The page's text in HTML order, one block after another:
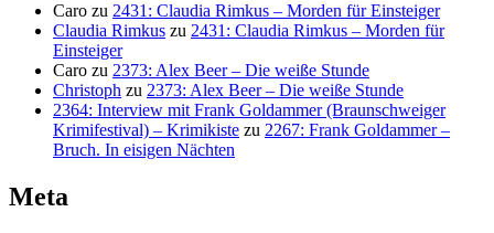
Caro zu 2431: Claudia Rimkus – Morden für Einsteiger
Claudia Rimkus zu 2431: Claudia Rimkus – Morden für
Einsteiger
Caro zu 2373: Alex Beer – Die weiße Stunde
Christoph zu 2373: Alex Beer – Die weiße Stunde
2364: Interview mit Frank Goldammer (Braunschweiger
Krimifestival) – Krimikiste zu 2267: Frank Goldammer –
Bruch. In eisigen Nächten
Meta